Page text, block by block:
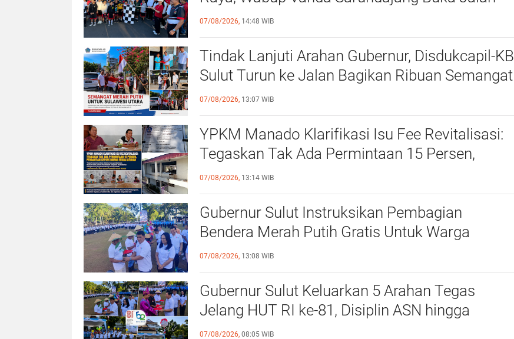
Sehat dan Ajak Warga Perkuat Persatuan
07/08/2026, 14:48 WIB
Tindak Lanjuti Arahan Gubernur, Disdukcapil-KB
Sulut Turun ke Jalan Bagikan Ribuan Semangat
Merah Putih kepada Masyarakat
07/08/2026, 13:07 WIB
YPKM Manado Klarifikasi Isu Fee Revitalisasi:
Tegaskan Tak Ada Permintaan 15 Persen,
Pergantian Kepsek Murni Sesuai Aturan
07/08/2026, 13:14 WIB
Gubernur Sulut Instruksikan Pembagian
Bendera Merah Putih Gratis Untuk Warga
Kurang Mampu, Semangat Kemerdekaan Harus
Dirasakan Semua
07/08/2026, 13:08 WIB
Gubernur Sulut Keluarkan 5 Arahan Tegas
Jelang HUT RI ke-81, Disiplin ASN hingga
Antisipasi El Nino Jadi Sorotan
07/08/2026, 08:05 WIB